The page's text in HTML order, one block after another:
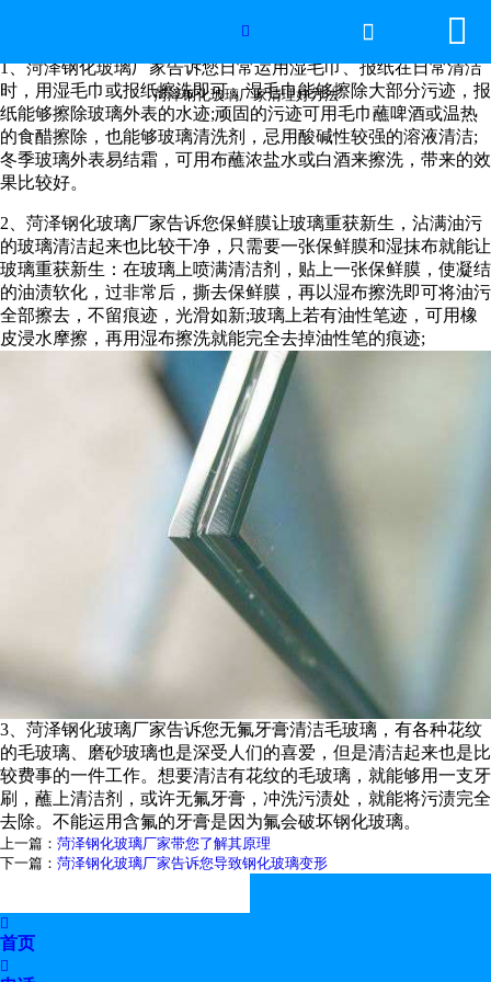
网站首页
世界杯官方网页版
产品中心
工程案例
厂房设备

菏泽钢化玻璃厂家清理好方法
 
菏泽钢化玻璃厂家清理好方法
1、菏泽钢化玻璃厂家告诉您日常运用湿毛巾、报纸在日常清洁
时，用湿毛巾或报纸擦洗即可，湿毛巾能够擦除大部分污迹，报
纸能够擦除玻璃外表的水迹;顽固的污迹可用毛巾蘸啤酒或温热
的食醋擦除，也能够玻璃清洗剂，忌用酸碱性较强的溶液清洁;
冬季玻璃外表易结霜，可用布蘸浓盐水或白酒来擦洗，带来的效
果比较好。
2、菏泽钢化玻璃厂家告诉您保鲜膜让玻璃重获新生，沾满油污
的玻璃清洁起来也比较干净，只需要一张保鲜膜和湿抹布就能让
玻璃重获新生：在玻璃上喷满清洁剂，贴上一张保鲜膜，使凝结
的油渍软化，过非常后，撕去保鲜膜，再以湿布擦洗即可将油污
全部擦去，不留痕迹，光滑如新;玻璃上若有油性笔迹，可用橡
皮浸水摩擦，再用湿布擦洗就能完全去掉油性笔的痕迹;
3、菏泽钢化玻璃厂家告诉您无氟牙膏清洁毛玻璃，有各种花纹
的毛玻璃、磨砂玻璃也是深受人们的喜爱，但是清洁起来也是比
较费事的一件工作。想要清洁有花纹的毛玻璃，就能够用一支牙
刷，蘸上清洁剂，或许无氟牙膏，冲洗污渍处，就能将污渍完全
去除。不能运用含氟的牙膏是因为氟会破坏钢化玻璃。
上一篇： 菏泽钢化玻璃厂家带您了解其原理
下一篇： 菏泽钢化玻璃厂家告诉您导致钢化玻璃变形

首页
